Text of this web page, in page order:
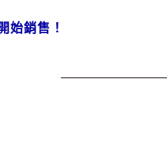
始銷售！